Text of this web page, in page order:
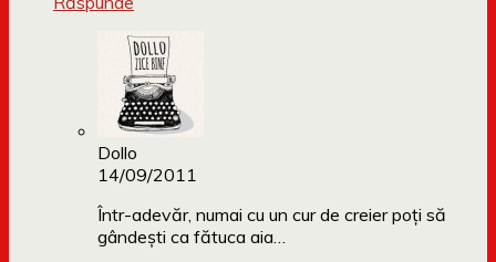
Dollo
14/09/2011
Într-adevăr, numai cu un cur de creier poți să
gândești ca fătuca aia…